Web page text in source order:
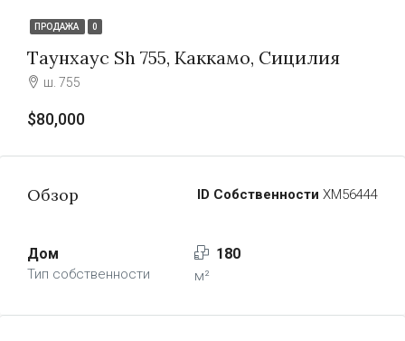
ПРОДАЖА 0
Таунхаус Sh 755, Каккамо, Сицилия
ш. 755
$80,000
Обзор ID Собственности ХМ56444
Дом
Тип собственности
180
м²